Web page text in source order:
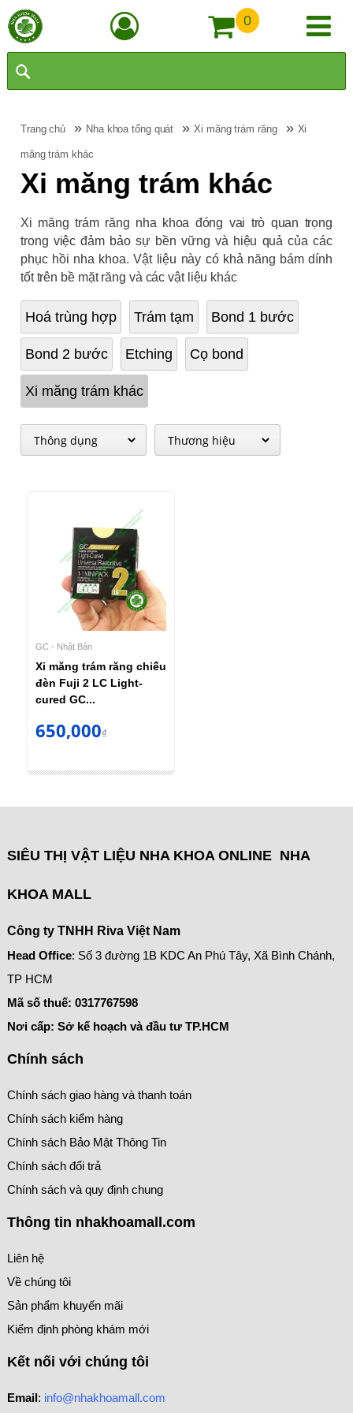
0
Trang chủ » Nha khoa tổng quát »Xi măng trám răng » Xi
măng trám khác
Xi măng trám khác
Xi măng trám răng nha khoa đóng vai trò quan trọng
trong việc đảm bảo sự bền vững và hiệu quả của các
phục hồi nha khoa. Vật liệu này có khả năng bám dính
tốt trên bề mặt răng và các vật liệu khác
Hoá trùng hợp Trám tạm Bond 1 bước
Bond 2 bước Etching Cọ bond
Xi măng trám khác
GC - Nhật Bản
Xi măng trám răng chiếu
đèn Fuji 2 LC Light-
cured GC...
650,000₫
SIÊU THỊ VẬT LIỆU NHA KHOA ONLINE NHA
KHOA MALL
Công ty TNHH Riva Việt Nam
Head Office: Số 3 đường 1B KDC An Phú Tây, Xã Bình Chánh,
TP HCM
Mã số thuế: 0317767598
Nơi cấp: Sở kế hoạch và đầu tư TP.HCM
Chính sách
Chính sách giao hàng và thanh toán
Chính sách kiểm hàng
Chính sách Bảo Mật Thông Tin
Chính sách đổi trả
Chính sách và quy định chung
Thông tin nhakhoamall.com
Liên hệ
Về chúng tôi
Sản phẩm khuyến mãi
Kiểm định phòng khám mới
Kết nối với chúng tôi
Email: info@nhakhoamall.com